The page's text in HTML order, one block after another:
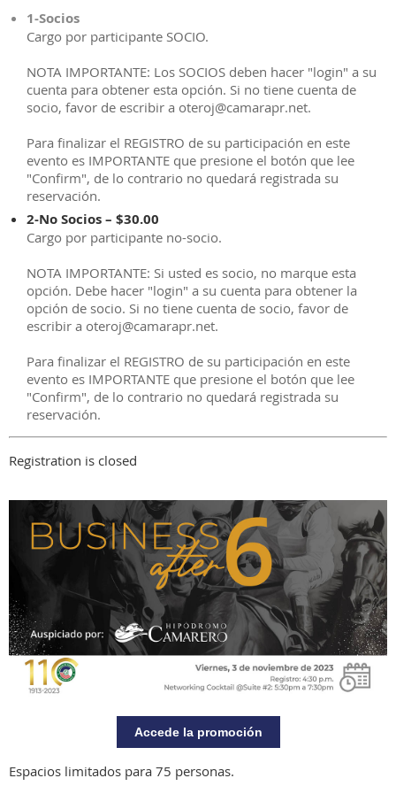
1-Socios
Cargo por participante SOCIO.
NOTA IMPORTANTE: Los SOCIOS deben hacer "login" a su
cuenta para obtener esta opción. Si no tiene cuenta de
socio, favor de escribir a oteroj@camarapr.net.
Para finalizar el REGISTRO de su participación en este
evento es IMPORTANTE que presione el botón que lee
"Confirm", de lo contrario no quedará registrada su
reservación.
2-No Socios – $30.00
Cargo por participante no-socio.
NOTA IMPORTANTE: Si usted es socio, no marque esta
opción. Debe hacer "login" a su cuenta para obtener la
opción de socio. Si no tiene cuenta de socio, favor de
escribir a oteroj@camarapr.net.
Para finalizar el REGISTRO de su participación en este
evento es IMPORTANTE que presione el botón que lee
"Confirm", de lo contrario no quedará registrada su
reservación.
Registration is closed
Accede la promoción
Espacios limitados para 75 personas.